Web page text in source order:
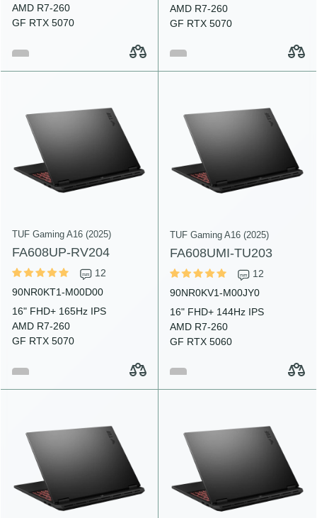
AMD R7-260
GF RTX 5070
AMD R7-260
GF RTX 5070
TUF Gaming A16 (2025)
FA608UP-RV204
12
90NR0KT1-M00D00
16" FHD+ 165Hz IPS
AMD R7-260
GF RTX 5070
TUF Gaming A16 (2025)
FA608UMI-TU203
12
90NR0KV1-M00JY0
16" FHD+ 144Hz IPS
AMD R7-260
GF RTX 5060